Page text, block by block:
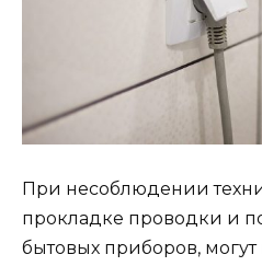
При несоблюдении
прокладке проводки и
бытовых приборов, могут